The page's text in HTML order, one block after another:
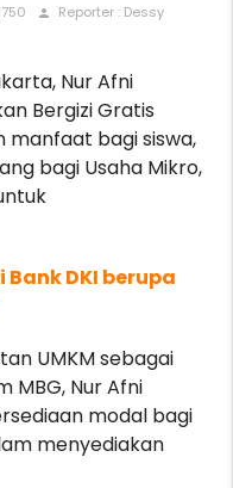
person
Reporter : Dessy
Nur Afni
Bergizi Gratis
manfaat bagi siswa,
bagi Usaha Mikro,
DKI berupa
UMKM sebagai
MBG, Nur Afni
modal bagi
menyediakan